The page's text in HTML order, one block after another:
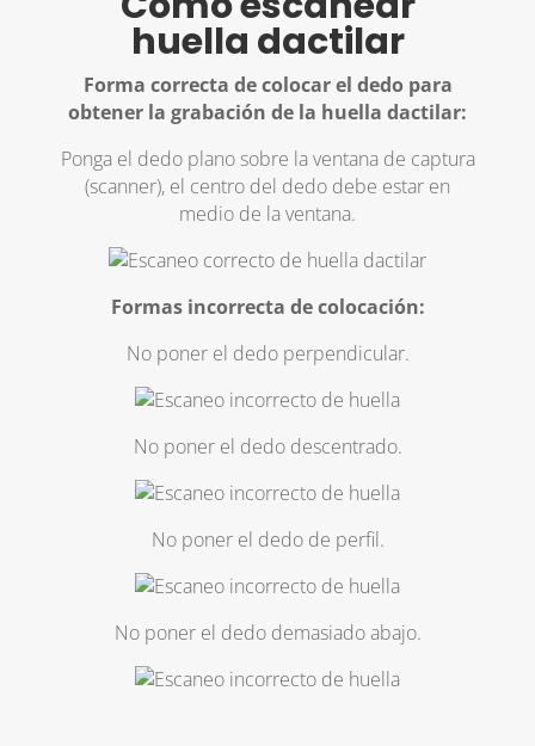
huella dactilar
Forma correcta de colocar el dedo para
obtener la grabación de la huella dactilar:
Ponga el dedo plano sobre la ventana de captura
(scanner), el centro del dedo debe estar en
medio de la ventana.
Formas incorrecta de colocación:
No poner el dedo perpendicular.
No poner el dedo descentrado.
No poner el dedo de perfil.
No poner el dedo demasiado abajo.